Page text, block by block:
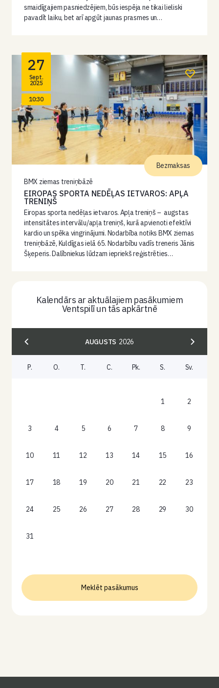
smaidīgajiem pasniedzējiem, būs iespēja ne tikai lieliski
pavadīt laiku, bet arī apgūt jaunas prasmes un…
27
Sept.
2025
10:30
BMX ziemas treniņbāzē
EIROPAS SPORTA NEDĒĻAS IETVAROS: APĻA
TRENIŅŠ
Eiropas sporta nedēļas ietvaros. Apļa treniņš – augstas
intensitātes intervālu/apļa treniņš, kurā apvienoti efektīvi
kardio un spēka vingrinājumi. Nodarbība notiks BMX ziemas
treniņbāzē, Kuldīgas ielā 65. Nodarbību vadīs treneris Jānis
Šķeperis. Dalībniekus lūdzam iepriekš reģistrēties…
Bezmaksas
Kalendārs ar aktuālajiem pasākumiem
Ventspilī un tās apkārtnē
AUGUSTS 2026
P. O. T. C. Pk. S. Sv.
1 2
3 4 5 6 7 8 9
10 11 12 13 14 15 16
17 18 19 20 21 22 23
24 25 26 27 28 29 30
31
Meklēt pasākumus